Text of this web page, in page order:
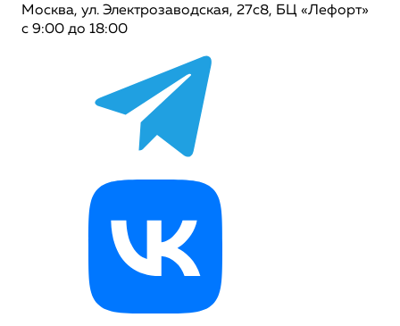
Москва, ул. Электрозаводская, 27с8, БЦ «Лефорт»
с 9:00 до 18:00